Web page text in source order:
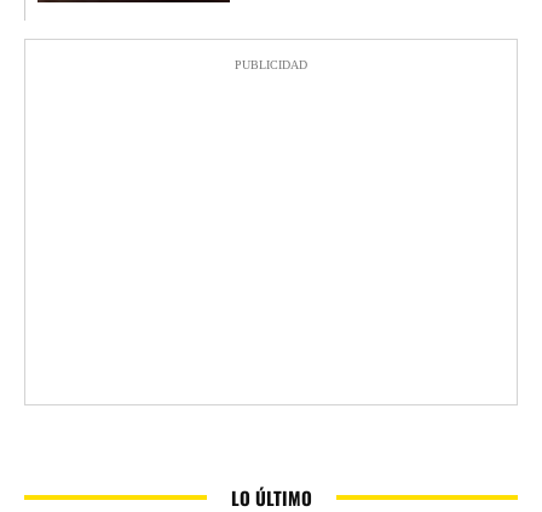
PUBLICIDAD
LO ÚLTIMO